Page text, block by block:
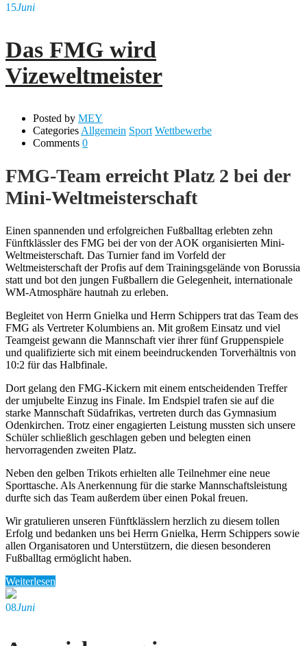
15Juni
Das FMG wird
Vizeweltmeister
Posted by MEY
Categories Allgemein Sport Wettbewerbe
Comments 0
FMG-Team erreicht Platz 2 bei der
Mini-Weltmeisterschaft
Einen spannenden und erfolgreichen Fußballtag erlebten zehn
Fünftklässler des FMG bei der von der AOK organisierten Mini-
Weltmeisterschaft. Das Turnier fand im Vorfeld der
Weltmeisterschaft der Profis auf dem Trainingsgelände von Borussia
statt und bot den jungen Fußballern die Gelegenheit, internationale
WM-Atmosphäre hautnah zu erleben.
Begleitet von Herrn Gnielka und Herrn Schippers trat das Team des
FMG als Vertreter Kolumbiens an. Mit großem Einsatz und viel
Teamgeist gewann die Mannschaft vier ihrer fünf Gruppenspiele
und qualifizierte sich mit einem beeindruckenden Torverhältnis von
10:2 für das Halbfinale.
Dort gelang den FMG-Kickern mit einem entscheidenden Treffer
der umjubelte Einzug ins Finale. Im Endspiel trafen sie auf die
starke Mannschaft Südafrikas, vertreten durch das Gymnasium
Odenkirchen. Trotz einer engagierten Leistung mussten sich unsere
Schüler schließlich geschlagen geben und belegten einen
hervorragenden zweiten Platz.
Neben den gelben Trikots erhielten alle Teilnehmer eine neue
Sporttasche. Als Anerkennung für die starke Mannschaftsleistung
durfte sich das Team außerdem über einen Pokal freuen.
Wir gratulieren unseren Fünftklässlern herzlich zu diesem tollen
Erfolg und bedanken uns bei Herrn Gnielka, Herrn Schippers sowie
allen Organisatoren und Unterstützern, die diesen besonderen
Fußballtag ermöglicht haben.
Weiterlesen
08Juni